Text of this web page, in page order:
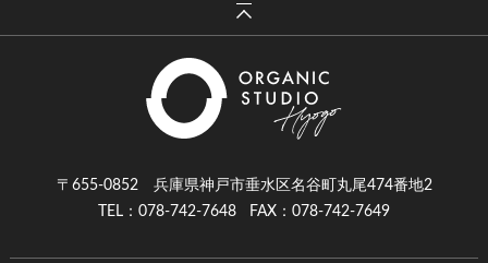
〒655-0852 兵庫県神戸市垂水区名谷町丸尾474番地2
TEL：078-742-7648
FAX：078-742-7649